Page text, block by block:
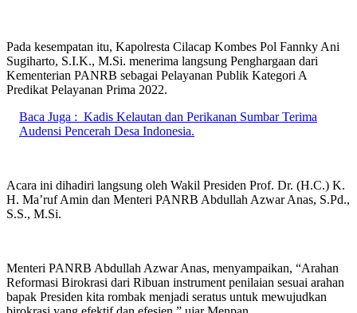
Pada kesempatan itu, Kapolresta Cilacap Kombes Pol Fannky Ani
Sugiharto, S.I.K., M.Si. menerima langsung Penghargaan dari
Kementerian PANRB sebagai Pelayanan Publik Kategori A
Predikat Pelayanan Prima 2022.
Baca Juga : Kadis Kelautan dan Perikanan Sumbar Terima
Audensi Pencerah Desa Indonesia.
Acara ini dihadiri langsung oleh Wakil Presiden Prof. Dr. (H.C.) K.
H. Ma’ruf Amin dan Menteri PANRB Abdullah Azwar Anas, S.Pd.,
S.S., M.Si.
Menteri PANRB Abdullah Azwar Anas, menyampaikan, “Arahan
Reformasi Birokrasi dari Ribuan instrument penilaian sesuai arahan
bapak Presiden kita rombak menjadi seratus untuk mewujudkan